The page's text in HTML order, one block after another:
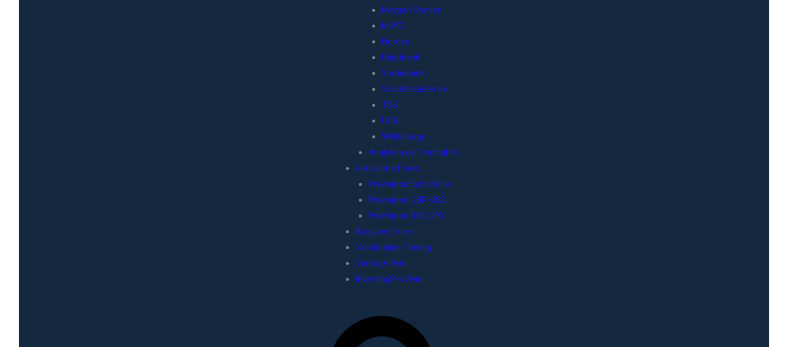
Morgan Stanley
MUFG
Nordea
Rabobank
Scotiabank
Société Générale
TDS
UOB
Wells Fargo
Analyses de TradingPro
Prévisions Forex
Prévisions Euro Dollar
Prévisions GBP/USD
Prévisions USD/JPY
Analyses Forex
Vocabulaire Trading
Vantage Avis
InvestingPro Avis